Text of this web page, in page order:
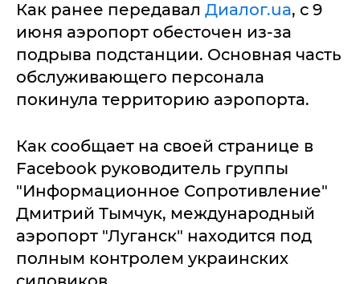
Как ранее передавал Диалог.ua, с 9
июня аэропорт обесточен из-за
подрыва подстанции. Основная часть
обслуживающего персонала
покинула территорию аэропорта.
Как сообщает на своей странице в
Facebook руководитель группы
"Информационное Сопротивление"
Дмитрий Тымчук, международный
аэропорт "Луганск" находится под
полным контролем украинских